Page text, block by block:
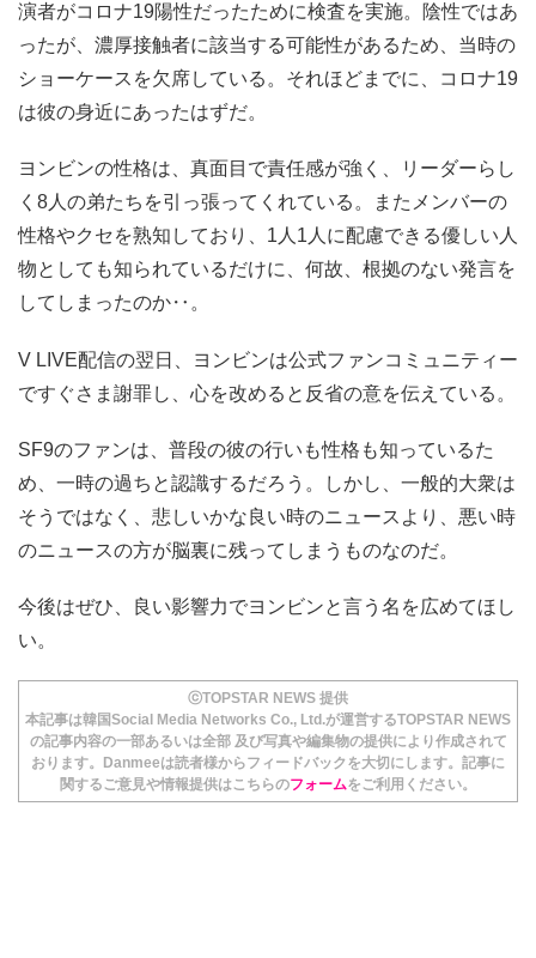
演者がコロナ19陽性だったために検査を実施。陰性ではあ
ったが、濃厚接触者に該当する可能性があるため、当時の
ショーケースを欠席している。それほどまでに、コロナ19
は彼の身近にあったはずだ。
ヨンビンの性格は、真面目で責任感が強く、リーダーらし
く8人の弟たちを引っ張ってくれている。またメンバーの
性格やクセを熟知しており、1人1人に配慮できる優しい人
物としても知られているだけに、何故、根拠のない発言を
してしまったのか‥。
V LIVE配信の翌日、ヨンビンは公式ファンコミュニティー
ですぐさま謝罪し、心を改めると反省の意を伝えている。
SF9のファンは、普段の彼の行いも性格も知っているた
め、一時の過ちと認識するだろう。しかし、一般的大衆は
そうではなく、悲しいかな良い時のニュースより、悪い時
のニュースの方が脳裏に残ってしまうものなのだ。
今後はぜひ、良い影響力でヨンビンと言う名を広めてほし
い。
ⓒTOPSTAR NEWS 提供
本記事は韓国Social Media Networks Co., Ltd.が運営するTOPSTAR NEWS
の記事内容の一部あるいは全部 及び写真や編集物の提供により作成されて
おります。Danmeeは読者様からフィードバックを大切にします。記事に
関するご意見や情報提供はこちらのフォームをご利用ください。